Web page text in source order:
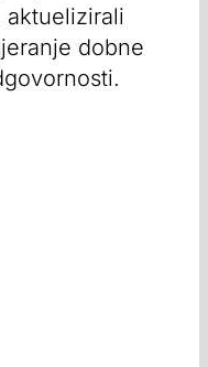
aktuelizirali
dobne